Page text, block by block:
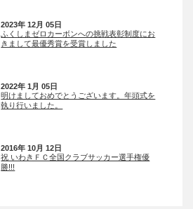
2023年 12月 05日
ふくしまゼロカーボンへの挑戦表彰制度にお
きまして最優秀賞を受賞しました
2022年 1月 05日
明けましておめでとうございます。年頭式を
執り行いました。
2016年 10月 12日
祝 いわきＦＣ全国クラブサッカー選手権優
勝!!!